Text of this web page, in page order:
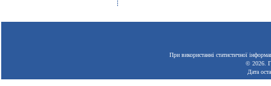
При використанні статистичної
© 2026.
Дата